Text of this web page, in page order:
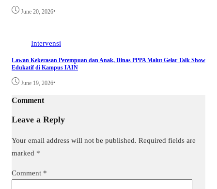
June 20, 2026•
Intervensi
Lawan Kekerasan Perempuan dan Anak, Dinas PPPA Malut Gelar Talk Show
Edukatif di Kampus IAIN
June 19, 2026•
Comment
Leave a Reply
Your email address will not be published. Required fields are
marked *
Comment *